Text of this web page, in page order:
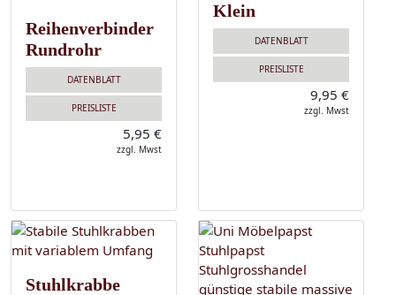
Reihenverbinder
Rundrohr
DATENBLATT
PREISLISTE
5,95 €
zzgl. Mwst
Klein
DATENBLATT
PREISLISTE
9,95 €
zzgl. Mwst
Stuhlkrabbe